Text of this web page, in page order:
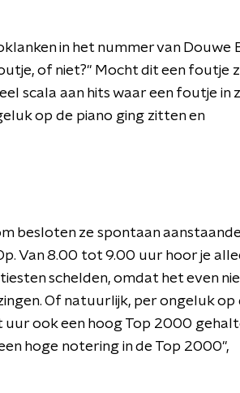
in het nummer van Douwe
of niet?" Mocht dit een foutje
scala aan hits waar een foutje in
op de piano ging zitten en
besloten ze spontaan
Van 8.00 tot 9.00 uur hoor je
schelden, omdat het even
Of natuurlijk, per ongeluk op
uur ook een hoog Top 2000
hoge notering in de Top 2000",